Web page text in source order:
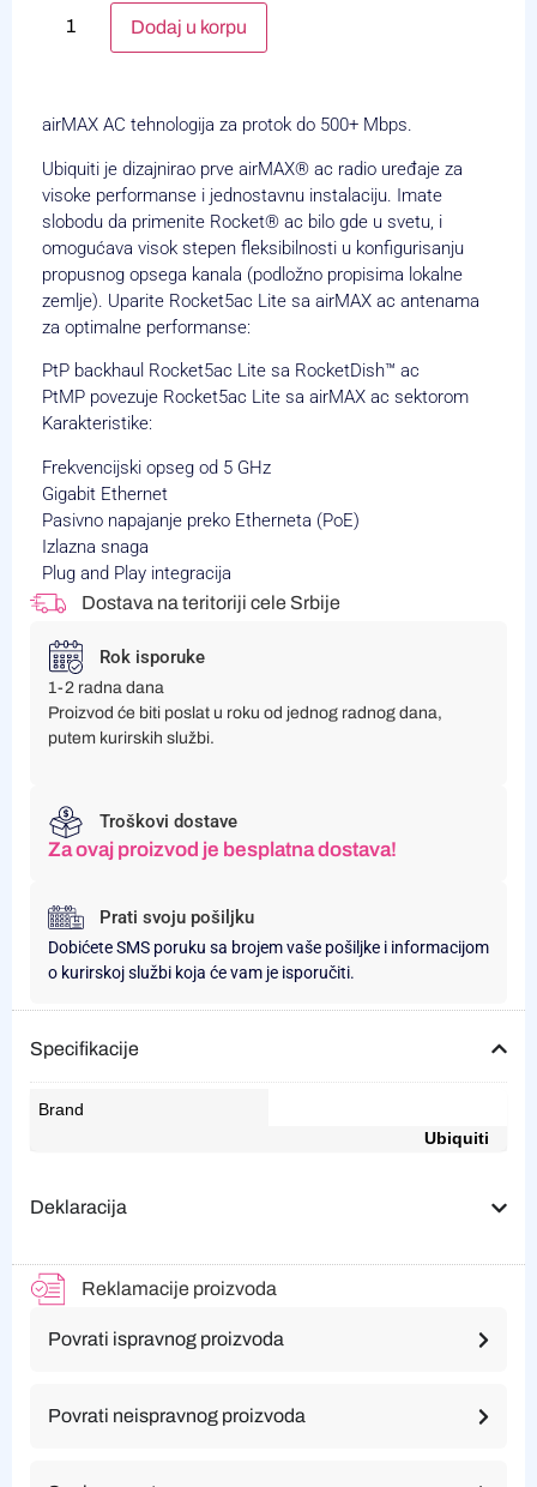
Dodaj u korpu
airMAX AC tehnologija za protok do 500+ Mbps.
Ubiquiti je dizajnirao prve airMAX® ac radio uređaje za
visoke performanse i jednostavnu instalaciju. Imate
slobodu da primenite Rocket® ac bilo gde u svetu, i
omogućava visok stepen fleksibilnosti u konfigurisanju
propusnog opsega kanala (podložno propisima lokalne
zemlje). Uparite Rocket5ac Lite sa airMAX ac antenama
za optimalne performanse:
PtP backhaul Rocket5ac Lite sa RocketDish™ ac
PtMP povezuje Rocket5ac Lite sa airMAX ac sektorom
Karakteristike:
Frekvencijski opseg od 5 GHz
Gigabit Ethernet
Pasivno napajanje preko Etherneta (PoE)
Izlazna snaga
Plug and Play integracija
Dostava na teritoriji cele Srbije
Rok isporuke
1-2 radna dana
Proizvod će biti poslat u roku od jednog radnog dana,
putem kurirskih službi.
Troškovi dostave
Za ovaj proizvod je besplatna dostava!
Prati svoju pošiljku
Dobićete SMS poruku sa brojem vaše pošiljke i informacijom
o kurirskoj službi koja će vam je isporučiti.
Specifikacije
Brand
Ubiquiti
Deklaracija
Reklamacije proizvoda
Povrati ispravnog proizvoda
Povrati neispravnog proizvoda